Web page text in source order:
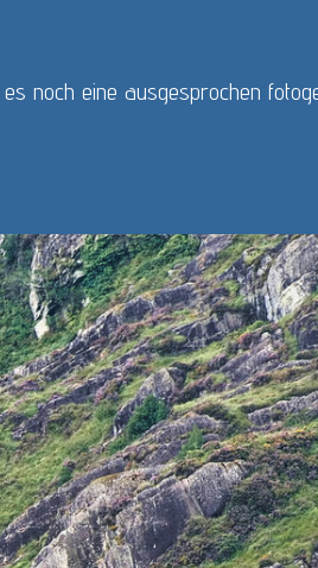
noch eine ausgesprochen